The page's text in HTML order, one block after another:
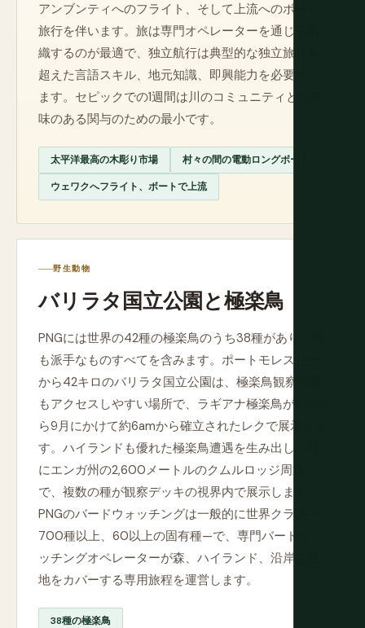
アンブンティへのフライト、そして上流へのボート
旅行を伴います。旅は専門オペレーターを通じて組
織するのが最適で、独立航行は典型的な独立旅行を
超えた言語スキル、地元知識、即興能力を必要とし
ます。セピックでの1週間は川のコミュニティとの意
味のある関与のための最小です。
太平洋最高の木彫り市場 村々の間の電動ロングボート
ウェワクへフライト、ボートで上流
野生動物
バリラタ国立公園と極楽鳥
PNGには世界の42種の極楽鳥のうち38種があり、最
も派手なものすべてを含みます。ポートモレスビー
から42キロのバリラタ国立公園は、極楽鳥観察の最
もアクセスしやすい場所で、ラギアナ極楽鳥が6月か
ら9月にかけて約6amから確立されたレクで展示しま
す。ハイランドも優れた極楽鳥遭遇を生み出し、特
にエンガ州の2,600メートルのクムルロッジ周辺
で、複数の種が観察デッキの視界内で展示します。
PNGのバードウォッチングは一般的に世界クラス—
700種以上、60以上の固有種—で、専門バードウォ
ッチングオペレーターが森、ハイランド、沿岸生息
地をカバーする専用旅程を運営します。
38種の極楽鳥